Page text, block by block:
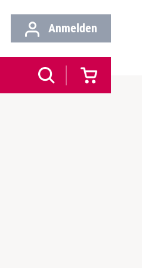
Anmelden